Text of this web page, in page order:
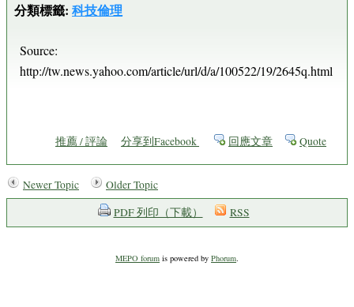
分類標籤: 科技倫理
Source:
http://tw.news.yahoo.com/article/url/d/a/100522/19/2645q.html
推薦 / 評論 分享到Facebook 回應文章 Quote
Newer Topic
Older Topic
PDF 列印（下載）
RSS
MEPO forum is powered by Phorum.